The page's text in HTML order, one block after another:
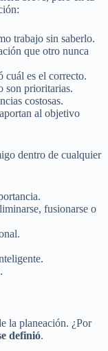
trabajo sin saberlo.
que otro nunca
cuál es el correcto.
son prioritarias.
costosas.
al objetivo
dentro de cualquier
fusionarse o
la planeación. ¿Por
definió.